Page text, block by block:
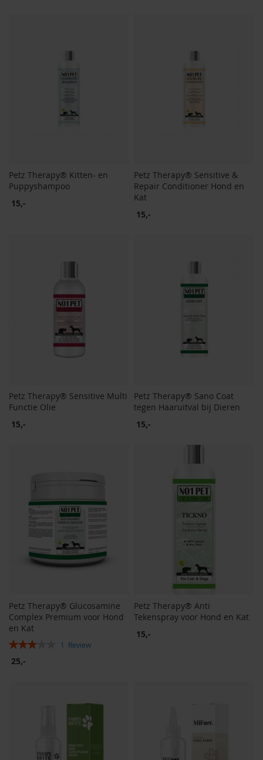
Petz Therapy® Kitten- en
Puppyshampoo
15,-
Petz Therapy® Sensitive &
Repair Conditioner Hond en
Kat
15,-
Petz Therapy® Sensitive Multi
Functie Olie
15,-
Petz Therapy® Sano Coat
tegen Haaruitval bij Dieren
15,-
Petz Therapy® Glucosamine
Complex Premium voor Hond
en Kat
Rating:
1 Review
25,-
Petz Therapy® Anti
Tekenspray voor Hond en Kat
15,-